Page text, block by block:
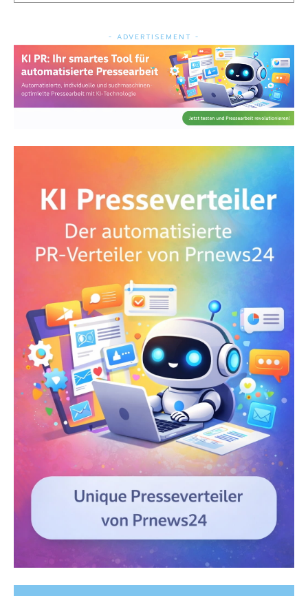
- ADVERTISEMENT -